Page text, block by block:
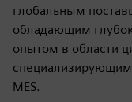
глобальным
обладающим
опытом в области
MES.